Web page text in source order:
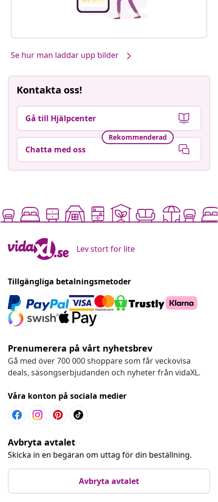
Se hur man laddar upp bilder
Kontakta oss!
Gå till Hjälpcenter
Rekommenderad
Chatta med oss
Lev stort for lite
Tillgängliga betalningsmetoder
Prenumerera på vårt nyhetsbrev
Gå med över 700 000 shoppare som får veckovisa
deals, säsongserbjudanden och nyheter från vidaXL.
Våra konton på sociala medier
Avbryta avtalet
Skicka in en begäran om uttag för din beställning.
Avbryta avtalet